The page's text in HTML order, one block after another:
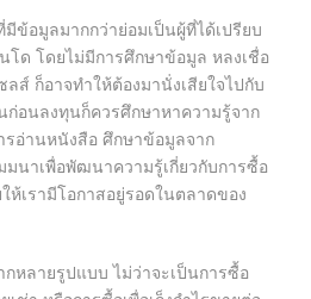
ข้อมูลมากกว่าย่อมเป็นผู้ที่ได้เปรียบ
โด โดยไม่มีการศึกษาข้อมูล หลงเชื่อ
ส์ ก็อาจทำให้ต้องมานั่งเสียใจไปกับ
อนลงทุนก็ควรศึกษาหาความรู้จาก
รอ่านหนังสือ ศึกษาข้อมูลจาก
มนาเพื่อพัฒนาความรู้เกี่ยวกับการซื้อ
ห้เรามีโอกาสอยู่รอดในตลาดของ
หลายรูปแบบ ไม่ว่าจะเป็นการซื้อ